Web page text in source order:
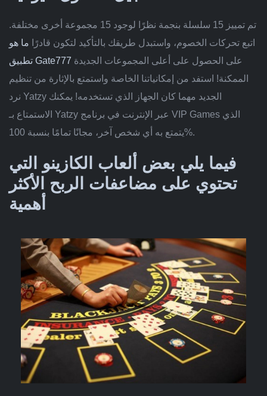
تم تمييز 15 سلسلة بنجمة نظرًا لوجود 15 مجموعة أخرى مختلفة.
اتبع تحركات الخصوم، واستبدل طريقك بالتأكيد لتكون قادرًا ما هو
تطبيق Gate777
الممكنة! استفد من إمكانياتنا الخاصة واستمتع بالإثارة من تنظيم
نرد Yatzy الجديد مهما كان الجهاز الذي تستخدمه! يمكنك
الاستمتاع بـ Yatzy عبر الإنترنت في برنامج VIP Games الذي
يتمتع به أي شخص آخر، مجانًا تمامًا بنسبة 100%.
فيما يلي بعض ألعاب الكازينو التي
تحتوي على مضاعفات الربح الأكثر
أهمية